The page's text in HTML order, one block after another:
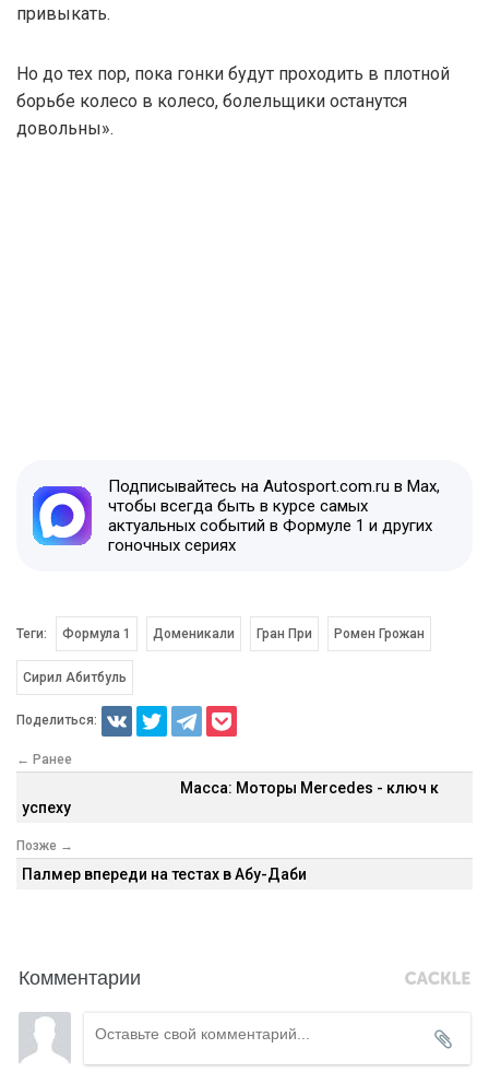
привыкать.
Но до тех пор, пока гонки будут проходить в плотной
борьбе колесо в колесо, болельщики останутся
довольны».
Подписывайтесь на Autosport.com.ru в Max,
чтобы всегда быть в курсе самых
актуальных событий в Формуле 1 и других
гоночных сериях
Теги: Формула 1 Доменикали Гран При Ромен Грожан
Сирил Абитбуль
Поделиться:
← Ранее
Масса: Моторы Mercedes - ключ к
успеху
Позже →
Палмер впереди на тестах в Абу-Даби
Комментарии